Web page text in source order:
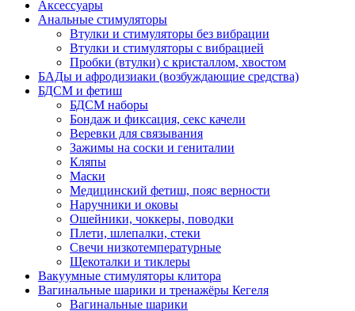
Аксессуары
Анальные стимуляторы
Втулки и стимуляторы без вибрации
Втулки и стимуляторы с вибрацией
Пробки (втулки) с кристаллом, хвостом
БАДы и афродизиаки (возбуждающие средства)
БДСМ и фетиш
БДСМ наборы
Бондаж и фиксация, секс качели
Веревки для связывания
Зажимы на соски и гениталии
Кляпы
Маски
Медицинский фетиш, пояс верности
Наручники и оковы
Ошейники, чоккеры, поводки
Плети, шлепалки, стеки
Свечи низкотемпературные
Щекоталки и тиклеры
Вакуумные стимуляторы клитора
Вагинальные шарики и тренажёры Кегеля
Вагинальные шарики